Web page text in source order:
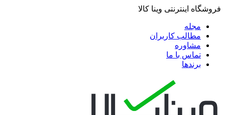
فروشگاه اینترنتی وینا کالا
مجله
مطالب کاربران
مشاوره
تماس با ما
برندها